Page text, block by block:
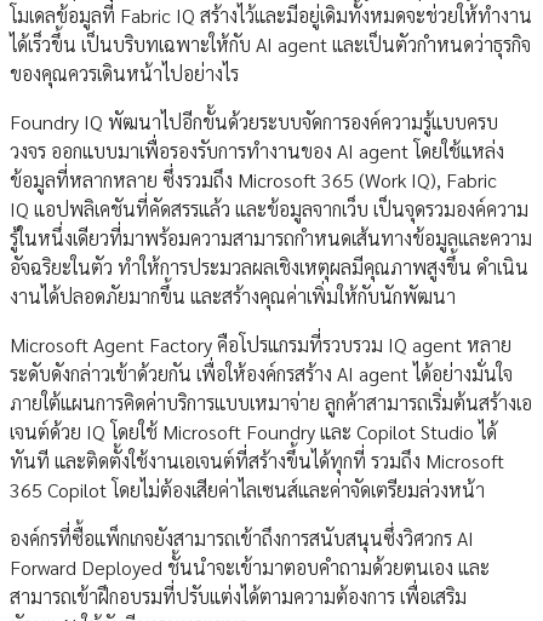
โมเดลข้อมูลที่ Fabric IQ สร้างไว้และมีอยู่เดิมทั้งหมดจะช่วยให้ทำงาน
ได้เร็วขึ้น เป็นบริบทเฉพาะให้กับ AI agent และเป็นตัวกำหนดว่าธุรกิจ
ของคุณควรเดินหน้าไปอย่างไร
Foundry IQ พัฒนาไปอีกขั้นด้วยระบบจัดการองค์ความรู้แบบครบ
วงจร ออกแบบมาเพื่อรองรับการทำงานของ AI agent โดยใช้แหล่ง
ข้อมูลที่หลากหลาย ซึ่งรวมถึง Microsoft 365 (Work IQ), Fabric
IQ แอปพลิเคชันที่คัดสรรแล้ว และข้อมูลจากเว็บ เป็นจุดรวมองค์ความ
รู้ในหนึ่งเดียวที่มาพร้อมความสามารถกำหนดเส้นทางข้อมูลและความ
อัจฉริยะในตัว ทำให้การประมวลผลเชิงเหตุผลมีคุณภาพสูงขึ้น ดำเนิน
งานได้ปลอดภัยมากขึ้น และสร้างคุณค่าเพิ่มให้กับนักพัฒนา
Microsoft Agent Factory คือโปรแกรมที่รวบรวม IQ agent หลาย
ระดับดังกล่าวเข้าด้วยกัน เพื่อให้องค์กรสร้าง AI agent ได้อย่างมั่นใจ
ภายใต้แผนการคิดค่าบริการแบบเหมาจ่าย ลูกค้าสามารถเริ่มต้นสร้างเอ
เจนต์ด้วย IQ โดยใช้ Microsoft Foundry และ Copilot Studio ได้
ทันที และติดตั้งใช้งานเอเจนต์ที่สร้างขึ้นได้ทุกที่ รวมถึง Microsoft
365 Copilot โดยไม่ต้องเสียค่าไลเซนส์และค่าจัดเตรียมล่วงหน้า
องค์กรที่ซื้อแพ็กเกจยังสามารถเข้าถึงการสนับสนุนซึ่งวิศวกร AI
Forward Deployed ชั้นนำจะเข้ามาตอบคำถามด้วยตนเอง และ
สามารถเข้าฝึกอบรมที่ปรับแต่งได้ตามความต้องการ เพื่อเสริม